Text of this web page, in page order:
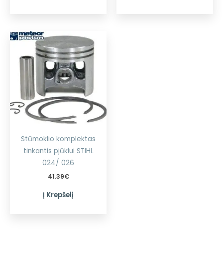
Stūmoklio komplektas
tinkantis pjūklui STIHL
024/ 026
41.39€
Į Krepšelį